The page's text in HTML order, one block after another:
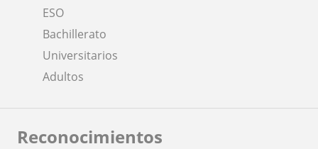
ESO
Bachillerato
Universitarios
Adultos
Reconocimientos